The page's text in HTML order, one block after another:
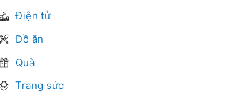
Điện tử
Đồ ăn
Quà
Trang sức